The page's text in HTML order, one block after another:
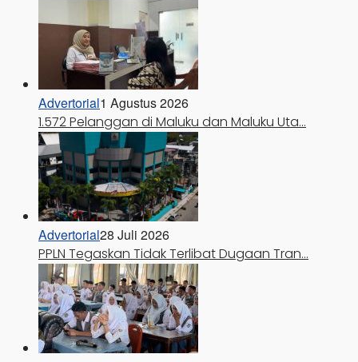
Advertorial1 Agustus 2026
1.572 Pelanggan di Maluku dan Maluku Uta…
Advertorial28 Juli 2026
PPLN Tegaskan Tidak Terlibat Dugaan Tran…